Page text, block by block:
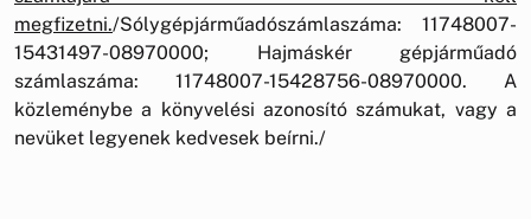
megfizetni./Sólygépjárműadószámlaszáma: 11748007-
15431497-08970000; Hajmáskér gépjárműadó
számlaszáma: 11748007-15428756-08970000. A
közleménybe a könyvelési azonosító számukat, vagy a
nevüket legyenek kedvesek beírni./